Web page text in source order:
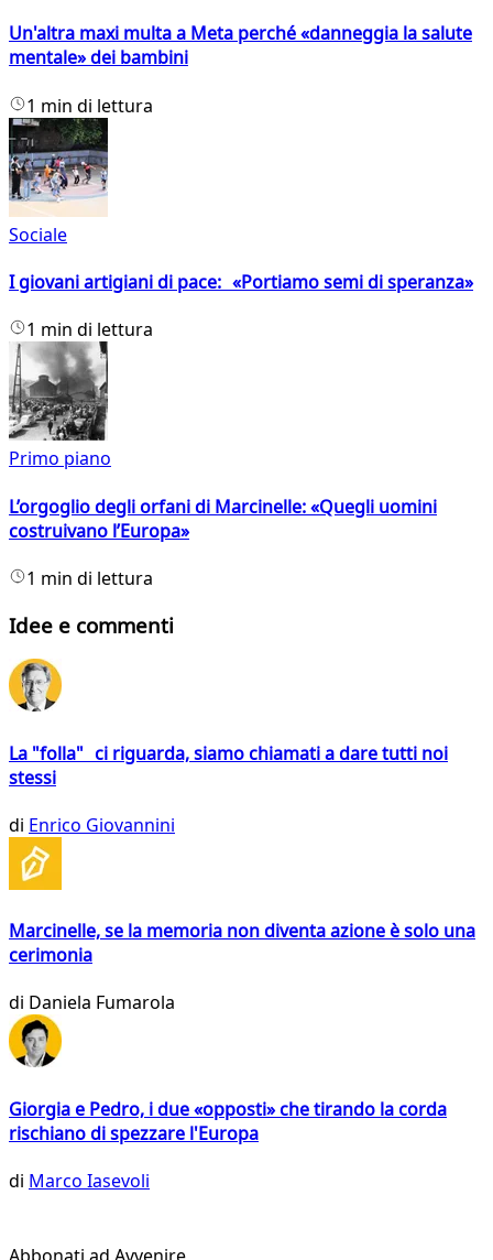
Un'altra maxi multa a Meta perché «danneggia la salute
mentale» dei bambini
1 min di lettura
Sociale
I giovani artigiani di pace: «Portiamo semi di speranza»
1 min di lettura
Primo piano
L’orgoglio degli orfani di Marcinelle: «Quegli uomini
costruivano l’Europa»
1 min di lettura
Idee e commenti
La "folla" ci riguarda, siamo chiamati a dare tutti noi
stessi
di Enrico Giovannini
Marcinelle, se la memoria non diventa azione è solo una
cerimonia
di Daniela Fumarola
Giorgia e Pedro, i due «opposti» che tirando la corda
rischiano di spezzare l'Europa
di Marco Iasevoli